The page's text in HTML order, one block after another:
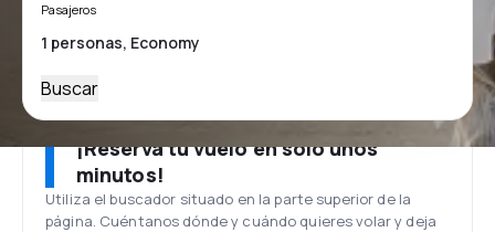
Pasajeros
Buscar
¡Reserva tu vuelo en solo unos
minutos!
Utiliza el buscador situado en la parte superior de la
página. Cuéntanos dónde y cuándo quieres volar y deja